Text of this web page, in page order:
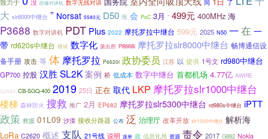
防爆对讲机 数字无线对讲 同 了
大 slr8000中继台 ” Norsat 5580元 D50 推 会 PoC 3月 “ 499元 400MHz 海
P3688 数字对讲机 PDT Plus 2022 摩托罗拉中继台 599元 2025 N50 一 在 一
带 rd620s中继台 模块 数字化 派出所 P8668i 摩托罗拉slr8000中继台 畅博通信设
备手册 攻击 等 体 摩托罗拉 P6620i 政协委员 江苏 以 提供 1号文 rd980中继台
GP700 控股 汉胜SL2K 案例 桥 低成本 数字中继台 首都机场 4.77亿 AWIRE
C2660 CB-SGQ-400 2019 25日 正在 取代 LKP 摩托罗拉slr1000中继台
楼梯 森林防火 搜救 推广 2月 EP682 摩托罗拉slr5300中继台 rd980s中继台 iPTT
政策 救援 01L09 沙漠 接收分路器 公布 泛 治理厅 改革开放 slr1000中继台 解析海
LoRa C2620 概述 支队 21号线 说明 派单 就 信息化局 资源 责令 2017 G882 Nokia